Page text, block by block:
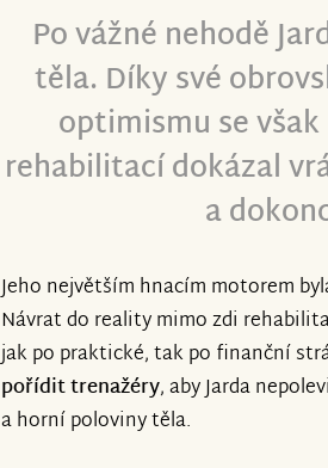
the Znesnáze21 collection,
new life situation.
I am truly touched by your
empathy you have shown in
Best regards, Jaroslav Mazura„
Po vážné nehodě
těla. Díky své
optimismu se
rehabilitací dokázal
a
Jeho největším hnacím motorem
Návrat do reality mimo zdi
jak po praktické, tak po finanční
pořídit trenažéry, aby Jarda
a horní poloviny těla.